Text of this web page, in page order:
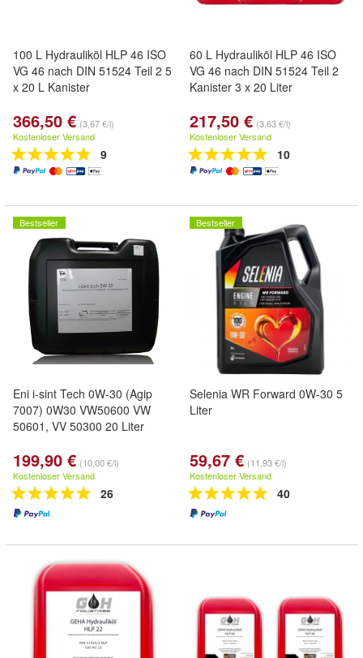
100 L Hydrauliköl HLP 46 ISO
VG 46 nach DIN 51524 Teil 2 5
x 20 L Kanister
366,50 € (3,67 €/l)
Kostenloser Versand
9
60 L Hydrauliköl HLP 46 ISO
VG 46 nach DIN 51524 Teil 2
Kanister 3 x 20 Liter
217,50 € (3,63 €/l)
Kostenloser Versand
10
Bestseller
Eni i-sint Tech 0W-30 (Agip
7007) 0W30 VW50600 VW
50601, VV 50300 20 Liter
199,90 € (10,00 €/l)
Kostenloser Versand
26
Bestseller
Selenia WR Forward 0W-30 5
Liter
59,67 € (11,93 €/l)
Kostenloser Versand
40